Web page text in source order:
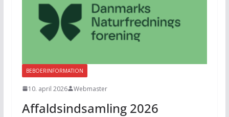
BEBOERINFORMATION
10. april 2026 Webmaster
Affaldsindsamling 2026